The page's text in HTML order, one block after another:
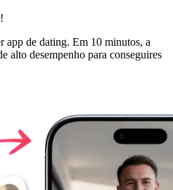
app de dating. Em 10 minutos, a
alto desempenho para conseguires